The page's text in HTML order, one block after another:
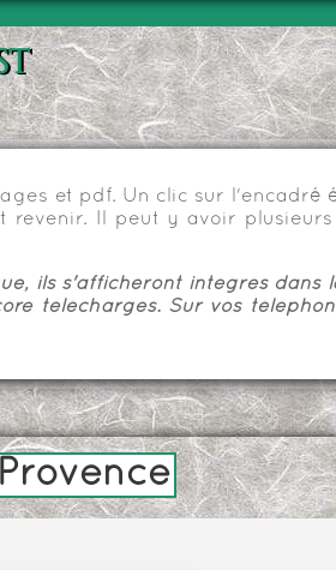
et pdf. Un clic sur l'encadré
revenir. Il peut y avoir plusieurs
ils s'afficheront intégrés dans
téléchargés. Sur vos